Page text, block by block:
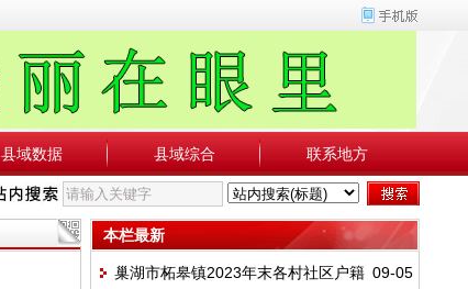
县域数据 县域综合 联系地方
本栏最新
09-05
巢湖市柘皋镇2023年末各村社区户籍